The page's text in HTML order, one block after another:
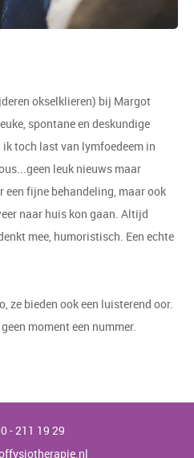
okselklieren) bij Margot
spontane en deskundige
toch last van lymfoedeem in
leuk nieuws maar
een fijne behandeling, maar ook
naar huis kon gaan. Altijd
mee, humoristisch. Een echte
ze bieden ook een luisterend oor.
moment een nummer.
- 211 19 29